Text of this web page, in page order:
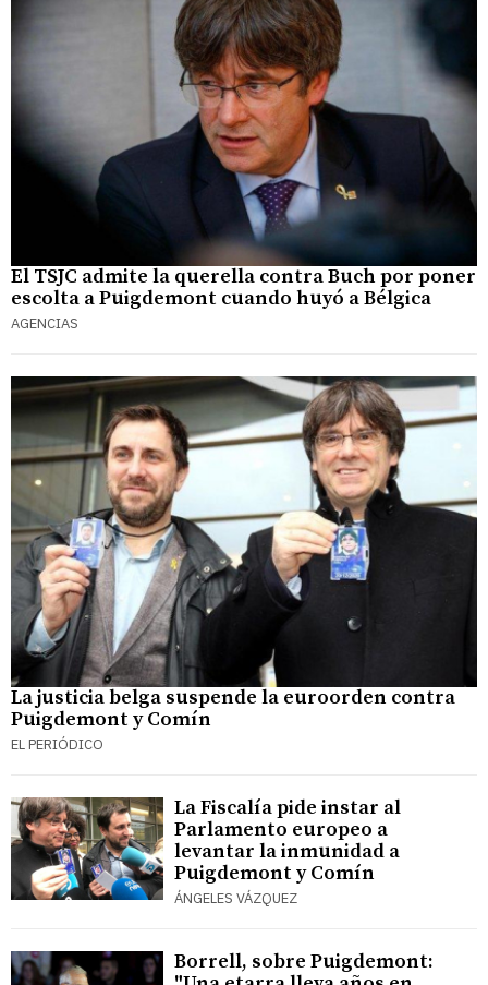
El TSJC admite la querella contra Buch por poner
escolta a Puigdemont cuando huyó a Bélgica
AGENCIAS
La justicia belga suspende la euroorden contra
Puigdemont y Comín
EL PERIÓDICO
La Fiscalía pide instar al
Parlamento europeo a
levantar la inmunidad a
Puigdemont y Comín
ÁNGELES VÁZQUEZ
Borrell, sobre Puigdemont: